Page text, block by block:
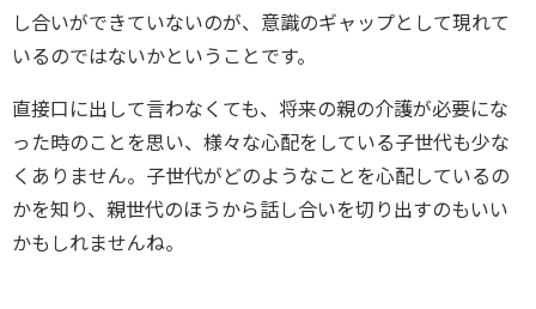
し合いができていないのが、意識のギャップとして現れて
いるのではないかということです。
直接口に出して言わなくても、将来の親の介護が必要にな
った時のことを思い、様々な心配をしている子世代も少な
くありません。子世代がどのようなことを心配しているの
かを知り、親世代のほうから話し合いを切り出すのもいい
かもしれませんね。